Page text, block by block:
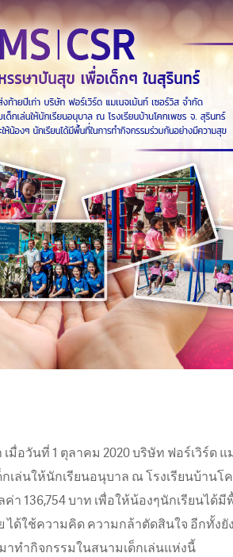
มื่อวันที่ 1 ตุลาคม 2020 บริษัท ฟอร์เวิร์ด แ
เล่นให้นักเรียนอนุบาล ณ โรงเรียนบ้านโ
า 136,754 บาท เพื่อให้น้องๆนักเรียนได้
ด้ใช้ความคิด ความกล้าตัดสินใจ อีกทั้งยั
าทำกิจกรรมในสนามเด็กเล่นแห่งนี้